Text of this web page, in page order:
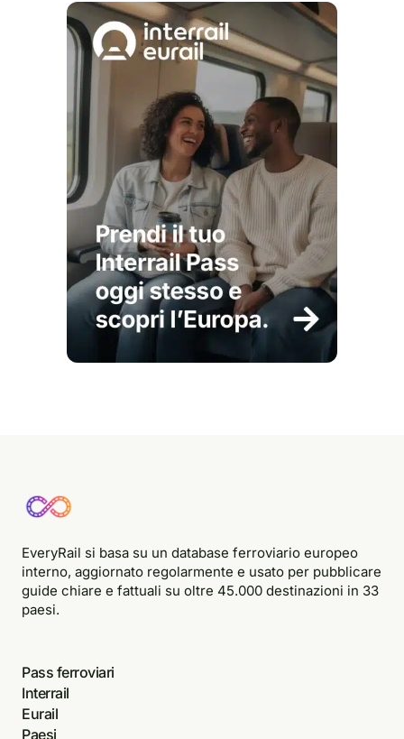
EveryRail si basa su un database ferroviario europeo
interno, aggiornato regolarmente e usato per pubblicare
guide chiare e fattuali su oltre 45.000 destinazioni in 33
paesi.
Pass ferroviari
Interrail
Eurail
Paesi